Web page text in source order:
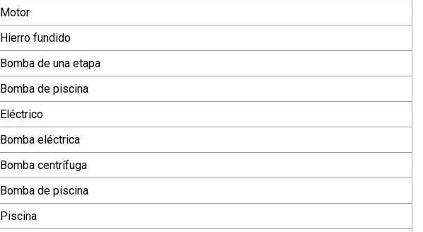
Motor
Hierro fundido
Bomba de una etapa
Bomba de piscina
Eléctrico
Bomba eléctrica
Bomba centrífuga
Bomba de piscina
Piscina